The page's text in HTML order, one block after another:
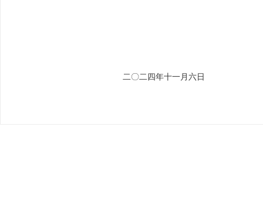
二〇二四年十一月六日